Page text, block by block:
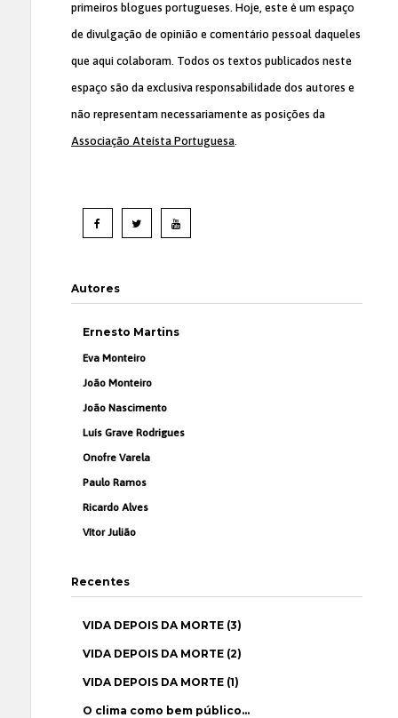
primeiros blogues portugueses. Hoje, este é um espaço
de divulgação de opinião e comentário pessoal daqueles
que aqui colaboram. Todos os textos publicados neste
espaço são da exclusiva responsabilidade dos autores e
não representam necessariamente as posições da
Associação Ateísta Portuguesa.
Autores
Ernesto Martins
Eva Monteiro
João Monteiro
João Nascimento
Luís Grave Rodrigues
Onofre Varela
Paulo Ramos
Ricardo Alves
Vítor Julião
Recentes
VIDA DEPOIS DA MORTE (3)
VIDA DEPOIS DA MORTE (2)
VIDA DEPOIS DA MORTE (1)
O clima como bem público…